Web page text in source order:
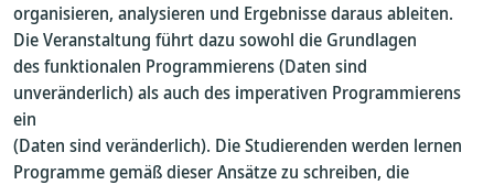
organisieren, analysieren und Ergebnisse daraus ableiten.
Die Veranstaltung führt dazu sowohl die Grundlagen
des funktionalen Programmierens (Daten sind
unveränderlich) als auch des imperativen Programmierens
ein
(Daten sind veränderlich). Die Studierenden werden lernen
Programme gemäß dieser Ansätze zu schreiben, die